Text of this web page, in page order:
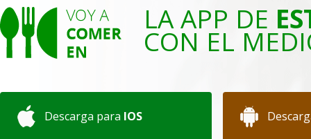
LA APP DE
CON EL
Descarga para IOS